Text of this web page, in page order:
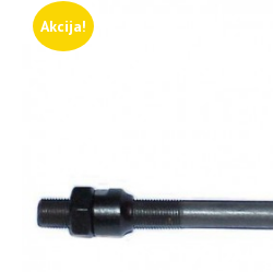
Akcija!